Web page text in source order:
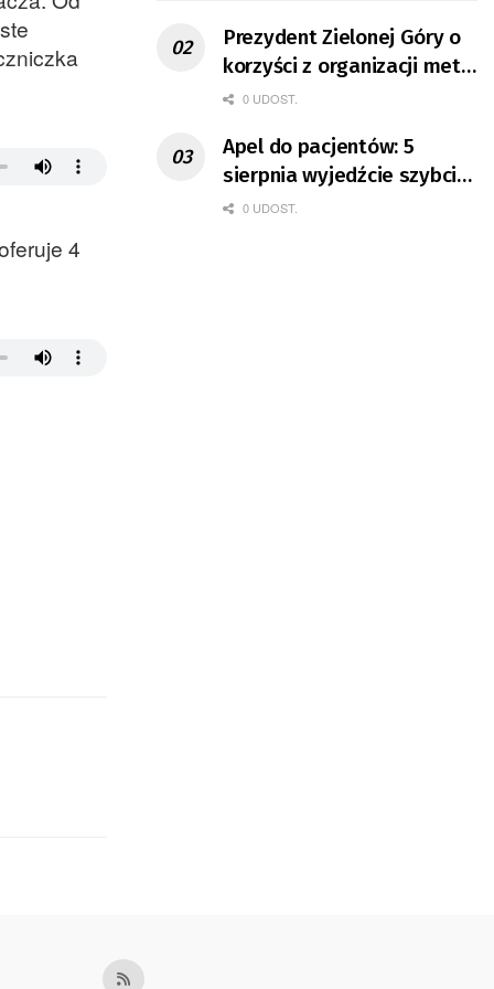
4
Prezydent Zielonej Góry o
korzyści z organizacji mety
Tour de Pologne
0 UDOST.
Apel do pacjentów: 5
sierpnia wyjedźcie szybciej
z domów
0 UDOST.